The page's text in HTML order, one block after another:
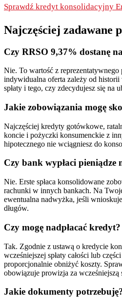
Sprawdź kredyt konsolidacyjny
Najczęściej zadawane
Czy RRSO 9,37% dostanę
Nie. To wartość z reprezentatywnego
indywidualna oferta zależy od
spłaty i tego, czy zdecydujesz się na
Jakie zobowiązania mogę
Najczęściej kredyty gotówkowe,
koncie i pożyczki konsumenckie z
hipotecznego nie wciągniesz do
Czy bank wypłaci pieniądze
Nie. Erste spłaca konsolidowane
rachunki w innych bankach. Na
ewentualna nadwyżka, jeśli
długów.
Czy mogę nadpłacać kredyt?
Tak. Zgodnie z ustawą o kredycie
wcześniejszej spłaty całości lub
proporcjonalnie obniżyć koszty.
obowiązuje prowizja za wcześniejszą
Jakie dokumenty